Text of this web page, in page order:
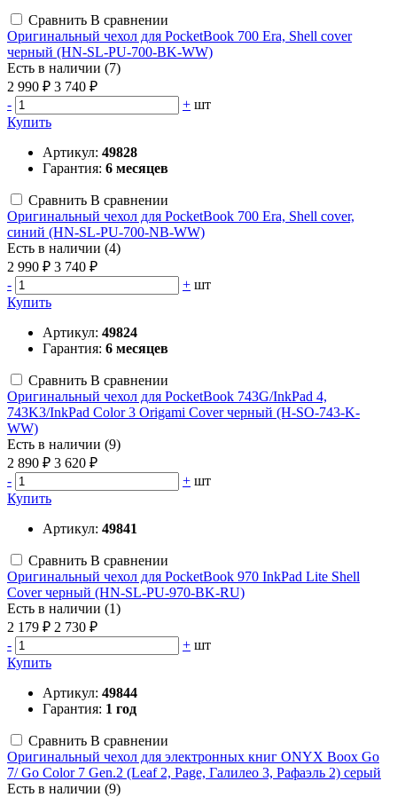
Сравнить В сравнении
Оригинальный чехол для PocketBook 700 Era, Shell cover
черный (HN-SL-PU-700-BK-WW)
Есть в наличии (7)
2 990 ₽ 3 740 ₽
-
+ шт
Купить
Артикул: 49828
Гарантия: 6 месяцев
Сравнить В сравнении
Оригинальный чехол для PocketBook 700 Era, Shell cover,
синий (HN-SL-PU-700-NB-WW)
Есть в наличии (4)
2 990 ₽ 3 740 ₽
-
+ шт
Купить
Артикул: 49824
Гарантия: 6 месяцев
Сравнить В сравнении
Оригинальный чехол для PocketBook 743G/InkPad 4,
743K3/InkPad Color 3 Origami Cover черный (H-SO-743-K-
WW)
Есть в наличии (9)
2 890 ₽ 3 620 ₽
-
+ шт
Купить
Артикул: 49841
Сравнить В сравнении
Оригинальный чехол для PocketBook 970 InkPad Lite Shell
Cover черный (HN-SL-PU-970-BK-RU)
Есть в наличии (1)
2 179 ₽ 2 730 ₽
-
+ шт
Купить
Артикул: 49844
Гарантия: 1 год
Сравнить В сравнении
Оригинальный чехол для электронных книг ONYX Boox Go
7/ Go Color 7 Gen.2 (Leaf 2, Page, Галилео 3, Рафаэль 2) серый
Есть в наличии (9)